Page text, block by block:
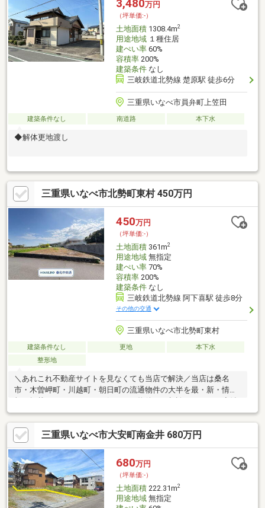
3,480万円
（坪単価:-）
土地面積1308.4m2
用途地域１種住居
建ぺい率60%
容積率200%
建築条件なし
三岐鉄道北勢線 楚原駅 徒歩6分
三重県いなべ市員弁町上笠田
建築条件なし 南道路 本下水
◆解体更地渡し
三重県いなべ市北勢町東村 450万円
450万円
（坪単価:-）
土地面積361m2
用途地域無指定
建ぺい率70%
容積率200%
建築条件なし
三岐鉄道北勢線 阿下喜駅 徒歩8分
その他の交通
三重県いなべ市北勢町東村
建築条件なし 更地
本下水
整形地
＼あれこれ不動産サイトを見なくても当店で解決／当店は桑名
市・木曽岬町・川越町・朝日町の流通物件の大半を最・新・情・
田小学校／北勢中学校◆アイバス「新貝」停まで徒歩約2分◆三
岐線「阿下喜駅」まで徒歩約8分◆整形地◆建築条件なし※写真を
クリックすると、詳細をご覧いただけます。＝＝＝＝＝＝＝＝＝
＝＝＝＝＝＝＝＝＝＝＝＝＝＝＝＝土地購入の疑問にお答えしま
す！どんな費用がかかるの？すべて丁寧にお答えします。＝＝＝
＝＝＝＝＝＝＝＝＝＝＝＝＝＝＝＝＝＝＝＝＝＝
三重県いなべ市大安町南金井 680万円
680万円
（坪単価:-）
土地面積222.31m2
用途地域無指定